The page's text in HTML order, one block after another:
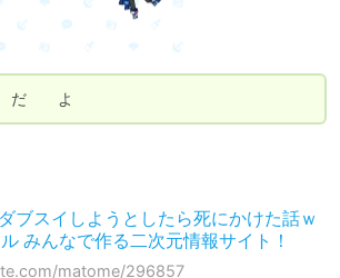
だ　　よ
ブスイしようとしたら死にかけた話ｗ
みんなで作る二次元情報サイト！
matome/296857